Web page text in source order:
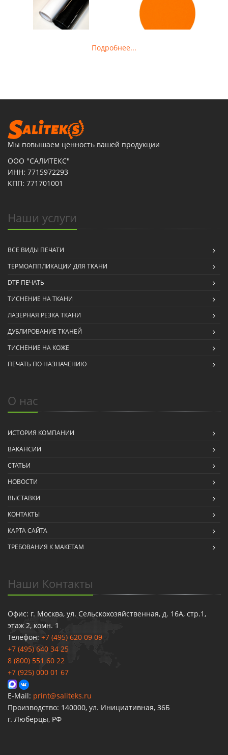
Подробнее...
Мы повышаем ценность вашей продукции
ООО "САЛИТЕКС"
ИНН: 7715972293
КПП: 771701001
Наши услуги
ВСЕ ВИДЫ ПЕЧАТИ
ТЕРМОАППЛИКАЦИИ ДЛЯ ТКАНИ
DTF-ПЕЧАТЬ
ТИСНЕНИЕ НА ТКАНИ
ЛАЗЕРНАЯ РЕЗКА ТКАНИ
ДУБЛИРОВАНИЕ ТКАНЕЙ
ТИСНЕНИЕ НА КОЖЕ
ПЕЧАТЬ ПО НАЗНАЧЕНИЮ
О нас
ИСТОРИЯ КОМПАНИИ
ВАКАНСИИ
СТАТЬИ
НОВОСТИ
ВЫСТАВКИ
КОНТАКТЫ
КАРТА САЙТА
ТРЕБОВАНИЯ К МАКЕТАМ
Наши Контакты
Офис: г. Москва, ул. Сельскохозяйственная, д. 16А, стр.1,
этаж 2, комн. 1
Телефон: +7 (495) 620 09 09
+7 (495) 640 34 25
8 (800) 551 60 22
+7 (925) 000 01 67
E-Mail: print@saliteks.ru
Производство: 140000, ул. Инициативная, 36Б
г. Люберцы, РФ